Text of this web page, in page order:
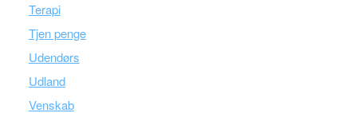
Terapi
Tjen penge
Udendørs
Udland
Venskab